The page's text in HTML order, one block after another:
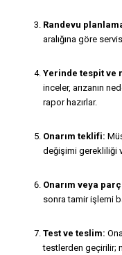
Randevu
aralığına göre
Yerinde tespit ve
inceler, arızanın
rapor hazırlar.
Onarım teklifi:
değişimi gerekliliği
Onarım veya
sonra tamir işlemi
Test ve teslim:
testlerden geçirilir;